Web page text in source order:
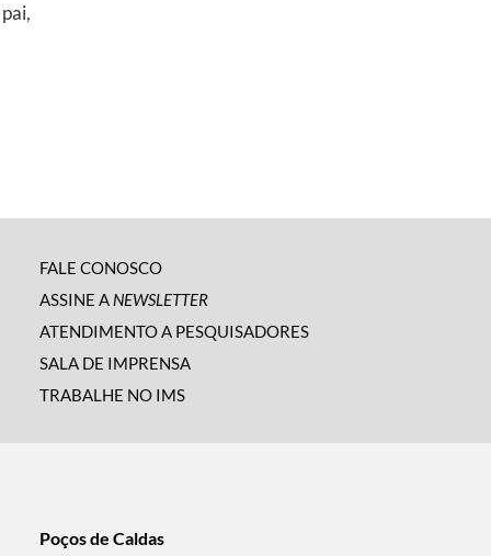
FALE CONOSCO
ASSINE A NEWSLETTER
ATENDIMENTO A PESQUISADORES
SALA DE IMPRENSA
TRABALHE NO IMS
Poços de Caldas